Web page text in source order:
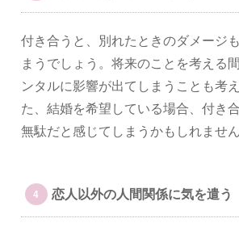
付き合うと、別れたときのダメージ
まうでしょう。将来のことを考える
ンタルに影響が出てしまうことも考
た、結婚を希望している場合、付き
無駄だと感じてしまうかもしれません
恋人以外の人間関係に気を遣う